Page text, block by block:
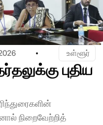
உள்ளூர்
புதிய
நிறைவேற்றித்